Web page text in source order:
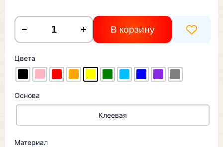
− + В корзину
Цвета
Основа
Клеевая
Материал